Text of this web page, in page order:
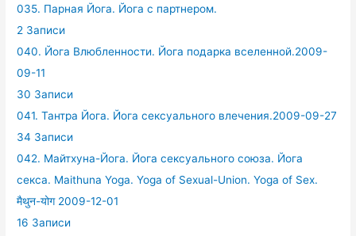
035. Парная Йога. Йога с партнером.
2 Записи
040. Йога Влюбленности. Йога подарка вселенной.2009-
09-11
30 Записи
041. Тантра Йога. Йога сексуального влечения.2009-09-27
34 Записи
042. Майтхуна-Йога. Йога сексуального союза. Йога
секса. Maithuna Yoga. Yoga of Sexual-Union. Yoga of Sex.
मैथुन-योग 2009-12-01
16 Записи